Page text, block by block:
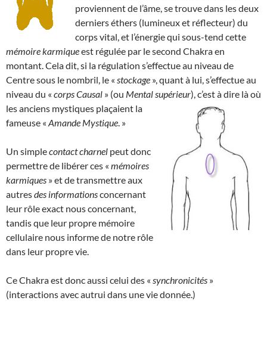
proviennent de l’âme, se trouve dans les deux
derniers éthers (lumineux et réflecteur) du
corps vital, et l’énergie qui sous-tend cette
mémoire karmiqueest régulée par le second Chakra en
montant. Cela dit, si la régulation s’effectue au niveau de
Centre sous le nombril, le « stockage », quant à lui, s’effectue au
niveau du « corps Causal » (ou Mental supérieur), c’est à dire là où
les anciens mystiques plaçaient la
fameuse « Amande Mystique . »
Un simplecontact charnel peut donc
permettre de libérer ces « mémoires
karmiques » et de transmettre aux
autresdes informationsconcernant
leur rôle exact nous concernant,
tandis que leur propre mémoire
cellulaire nous informe de notre rôle
dans leur propre vie.
Ce Chakra est donc aussi celui des « synchronicités »
(interactions avec autrui dans une vie donnée.)